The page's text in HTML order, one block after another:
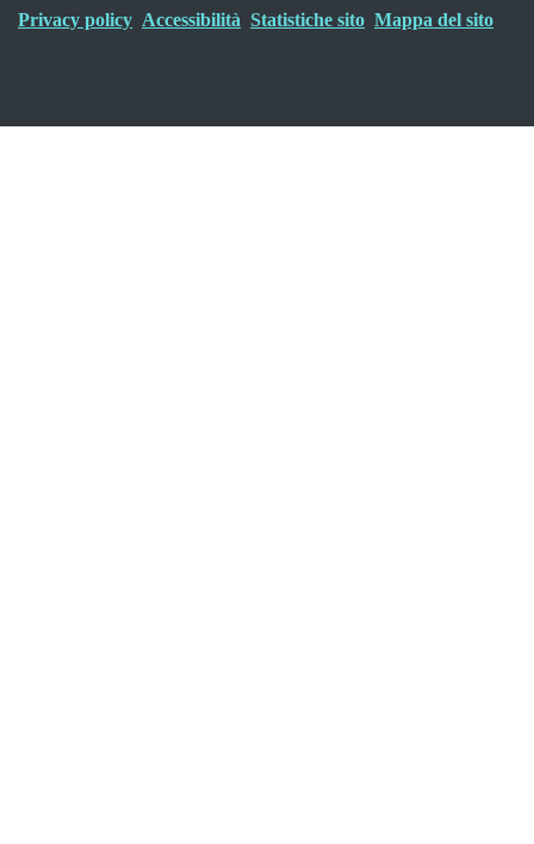
Privacy policy Accessibilità Statistiche sito Mappa del sito